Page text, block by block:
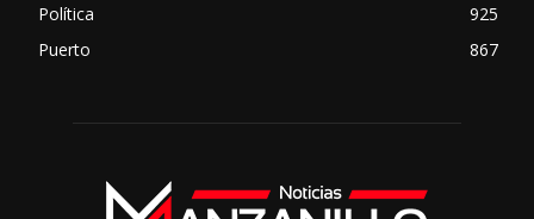
Política
925
Puerto
867